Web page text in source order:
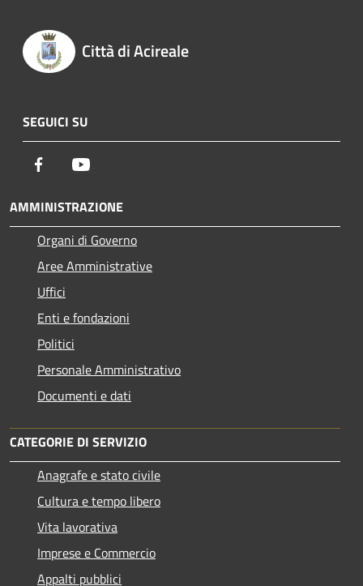
Città di Acireale
SEGUICI SU
Facebook
AMMINISTRAZIONE
Organi di Governo
Aree Amministrative
Uffici
Enti e fondazioni
Politici
Personale Amministrativo
Documenti e dati
CATEGORIE DI SERVIZIO
Anagrafe e stato civile
Cultura e tempo libero
Vita lavorativa
Imprese e Commercio
Appalti pubblici